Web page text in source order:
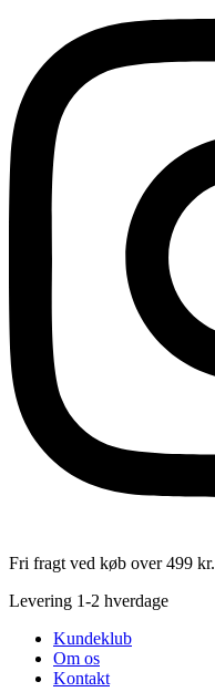
Fri fragt ved køb over 499 kr.
Levering 1-2 hverdage
Kundeklub
Om os
Kontakt